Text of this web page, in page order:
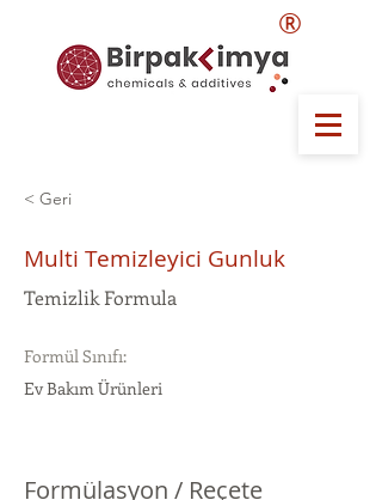
®
< Geri
Multi Temizleyici Gunluk
Temizlik Formula
Formül Sınıfı:
Ev Bakım Ürünleri
Formülasyon / Reçete